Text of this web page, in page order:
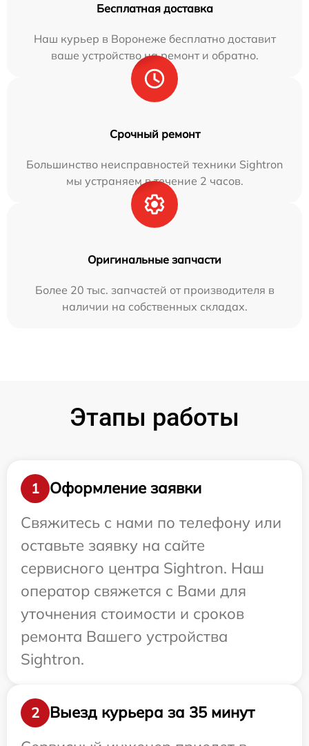
Бесплатная доставка
Наш курьер в Воронеже бесплатно доставит
ваше устройство на ремонт и обратно.
Срочный ремонт
Большинство неисправностей техники Sightron
мы устраняем в течение 2 часов.
Оригинальные запчасти
Более 20 тыс. запчастей от производителя в
наличии на собственных складах.
Этапы работы
1
Оформление заявки
Свяжитесь с нами по телефону или
оставьте заявку на сайте
сервисного центра Sightron. Наш
оператор свяжется с Вами для
уточнения стоимости и сроков
ремонта Вашего устройства
Sightron.
2
Выезд курьера за 35 минут